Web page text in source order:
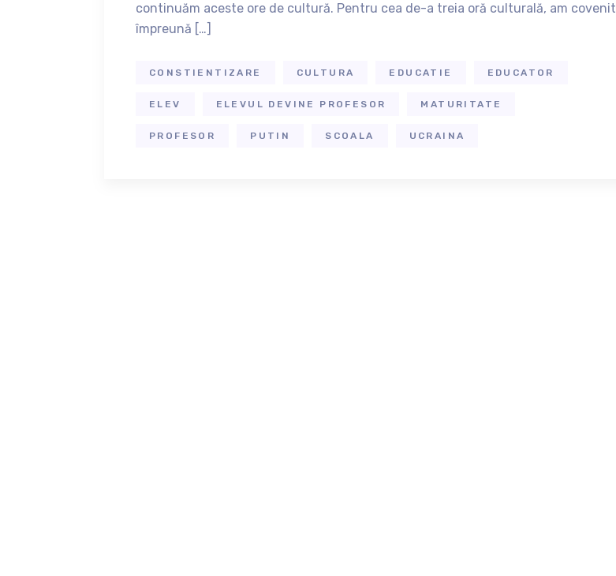
continuăm aceste ore de cultură. Pentru cea de-a treia oră culturală, am covenit
împreună […]
CONSTIENTIZARE CULTURA EDUCATIE EDUCATOR
ELEV ELEVUL DEVINE PROFESOR MATURITATE
PROFESOR PUTIN SCOALA UCRAINA